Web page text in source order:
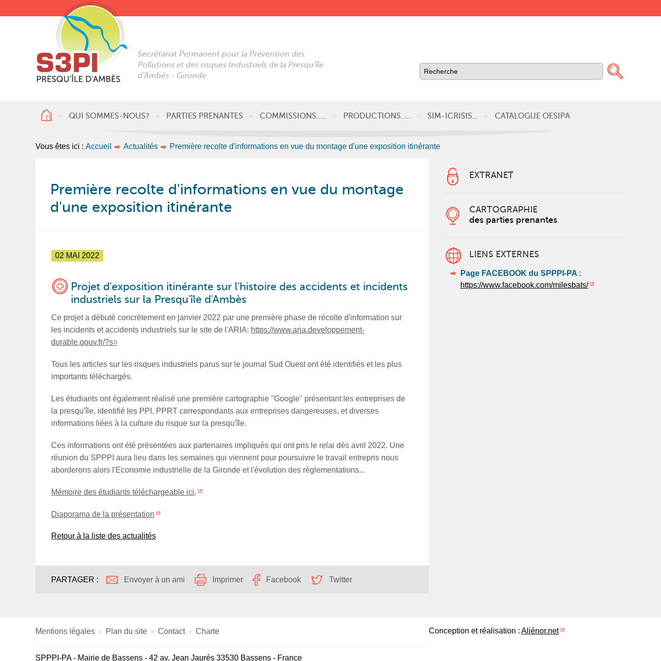
Secrétariat Permanent pour la Prévention des
Pollutions et des risques Industriels de la Presqu'île
d'Ambès - Gironde
ACCUEILQUI SOMMES-NOUS? PARTIES PRENANTES COMMISSIONS..... PRODUCTIONS..... SIM-ICRISIS... CATALOGUE OESIPA
Vous êtes ici : Accueil Actualités Première recolte d'informations en vue du montage d'une exposition itinérante
Première recolte d'informations en vue du montage
d'une exposition itinérante
02 MAI 2022
Projet d'exposition itinérante sur l'histoire des accidents et incidents
industriels sur la Presqu'île d'Ambès
Ce projet a débuté concrètement en janvier 2022 par une première phase de récolte d'information sur
les incidents et accidents industriels sur le site de l'ARIA: https://www.aria.developpement-
durable.gouv.fr/?s=
Tous les articles sur les risques industriels parus sur le journal Sud Ouest ont été identifiés et les plus
importants téléchargés.
Les étudiants ont également réalisé une première cartographie "Google" présentant les entreprises de
la presqu'île, identifié les PPI, PPRT correspondants aux entreprises dangereuses, et diverses
informations liées à la culture du risque sur la presqu'île.
Ces informations ont été présentées aux partenaires impliqués qui ont pris le relai dès avril 2022. Une
réunion du SPPPI aura lieu dans les semaines qui viennent pour poursuivre le travail entrepris nous
aborderons alors l'Economie industrielle de la Gironde et l'évolution des réglementations...
Mémoire des étudiants téléchargeable ici,
Diaporama de la présentation
Retour à la liste des actualités
PARTAGER : Envoyer à un ami Imprimer Facebook Twitter
EXTRANET
CARTOGRAPHIE
des parties prenantes
LIENS EXTERNES
Page FACEBOOK du SPPPI-PA :
https://www.facebook.com/milesbats/
Mentions légales Plan du site Contact Charte
SPPPI-PA- Mairie de Bassens - 42 av. Jean Jaurés 33530 Bassens - France
Conception et réalisation : Aliénor.net